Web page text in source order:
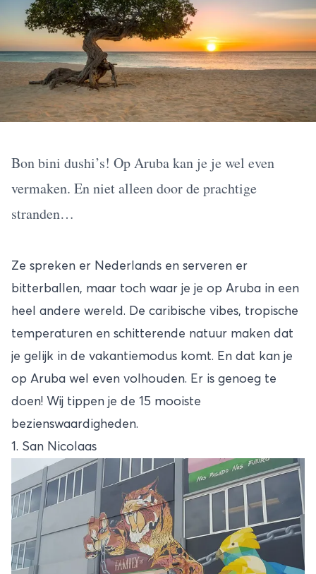
Bon bini dushi’s! Op Aruba kan je je wel even
vermaken. En niet alleen door de prachtige
stranden…
Ze spreken er Nederlands en serveren er
bitterballen, maar toch waar je je op Aruba in een
heel andere wereld. De caribische vibes, tropische
temperaturen en schitterende natuur maken dat
je gelijk in de vakantiemodus komt. En dat kan je
op Aruba wel even volhouden. Er is genoeg te
doen! Wij tippen je de 15 mooiste
bezienswaardigheden.
1. San Nicolaas